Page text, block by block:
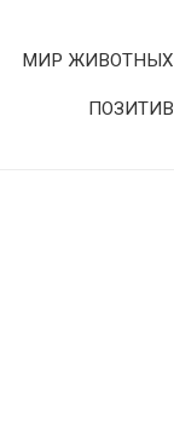
МИР ЖИВОТНЫХ
ПОЗИТИВ